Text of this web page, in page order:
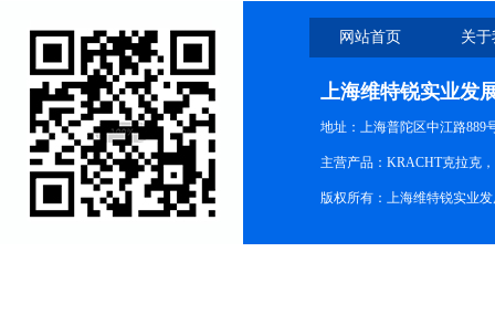
网站首页 关
上海维特锐实业发
地址：上海普陀区中江路889
主营产品：KRACHT克拉克
版权所有：上海维特锐实业